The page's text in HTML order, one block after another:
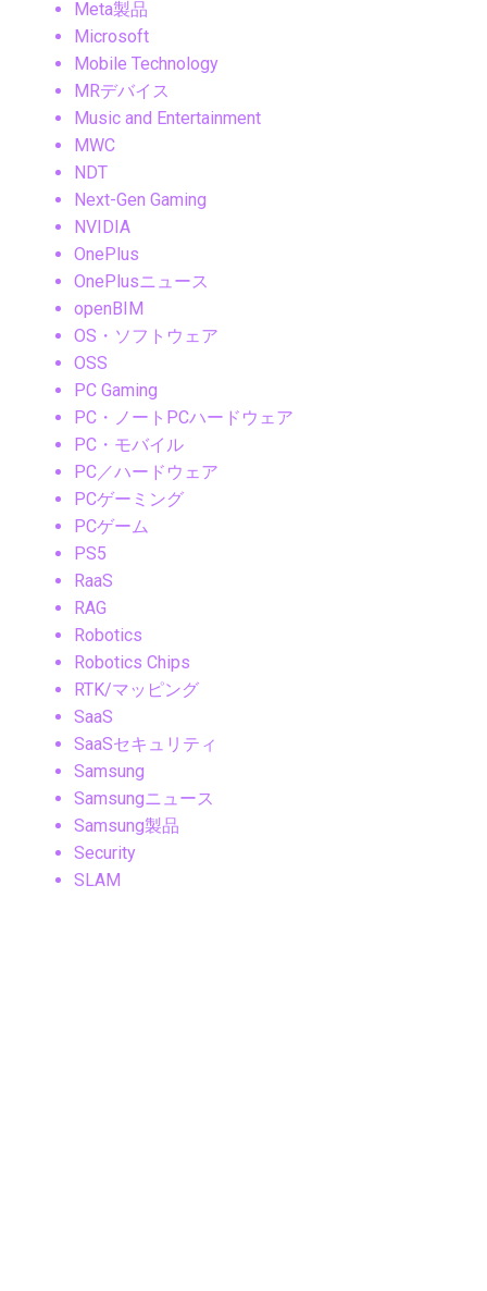
Meta製品
Microsoft
Mobile Technology
MRデバイス
Music and Entertainment
MWC
NDT
Next-Gen Gaming
NVIDIA
OnePlus
OnePlusニュース
openBIM
OS・ソフトウェア
OSS
PC Gaming
PC・ノートPCハードウェア
PC・モバイル
PC／ハードウェア
PCゲーミング
PCゲーム
PS5
RaaS
RAG
Robotics
Robotics Chips
RTK/マッピング
SaaS
SaaSセキュリティ
Samsung
Samsungニュース
Samsung製品
Security
SLAM